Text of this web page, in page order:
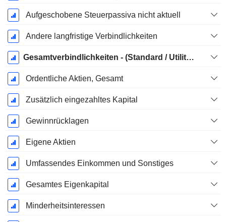
Aufgeschobene Steuerpassiva nicht aktuell
Andere langfristige Verbindlichkeiten
Gesamtverbindlichkeiten - (Standard / Utility Vorlage)
Ordentliche Aktien, Gesamt
Zusätzlich eingezahltes Kapital
Gewinnrücklagen
Eigene Aktien
Umfassendes Einkommen und Sonstiges
Gesamtes Eigenkapital
Minderheitsinteressen